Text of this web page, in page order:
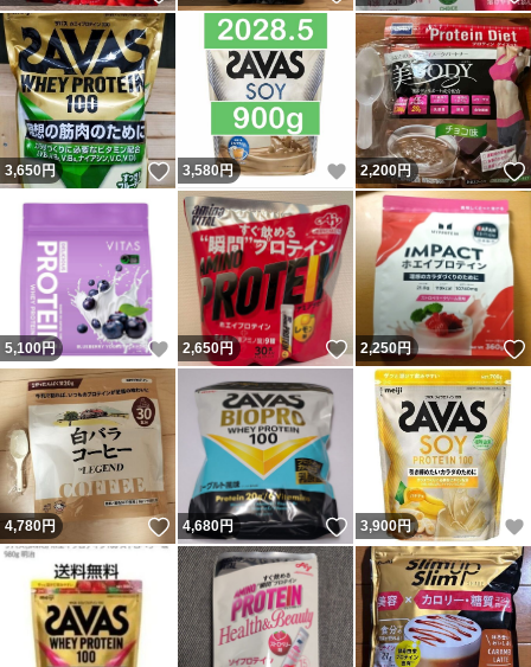
3,650円 いいね！
3,580円 いいね！
2,200円
5,100円 いいね！
2,650円 いいね！
2,250円
4,780円 いいね！
4,680円 いいね！
3,900円